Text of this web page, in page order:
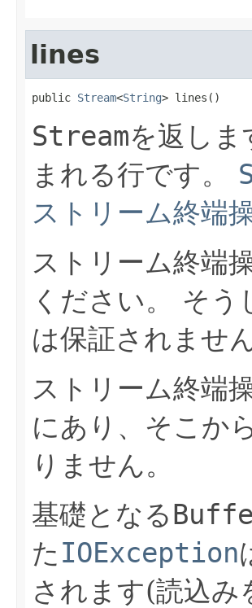
lines
public Stream<String> lines()
Streamを返しま
まれる行です。
ストリーム終端
ストリーム終端
ください。
そう
は保証されません
ストリーム終端
にあり、そこか
りません。
基礎となる
た IOException
されます(読込み